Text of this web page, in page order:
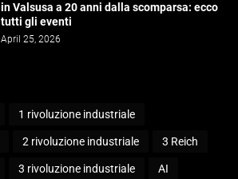
in Valsusa a 20 anni dalla scomparsa: ecco
tutti gli eventi
April 25, 2026
1 rivoluzione industriale
2 rivoluzione industriale 3 Reich
3 rivoluzione industriale AI